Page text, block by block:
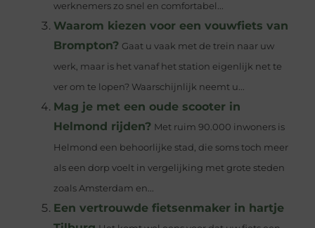
werknemers zo snel en comfortabel...
Waarom kiezen voor een vouwfiets van
Brompton? Gaat u vaak met de trein naar uw
werk, maar is het vanaf het station eigenlijk net te
ver om te lopen? Waarschijnlijk neemt u...
Mag je met een oude scooter in
Helmond rijden? Met ruim 90.000 inwoners is
Helmond een behoorlijke stad, die soms toch meer
als een dorp voelt in vergelijking met grote steden
zoals Amsterdam en...
Een vertrouwde fietsenmaker in hartje